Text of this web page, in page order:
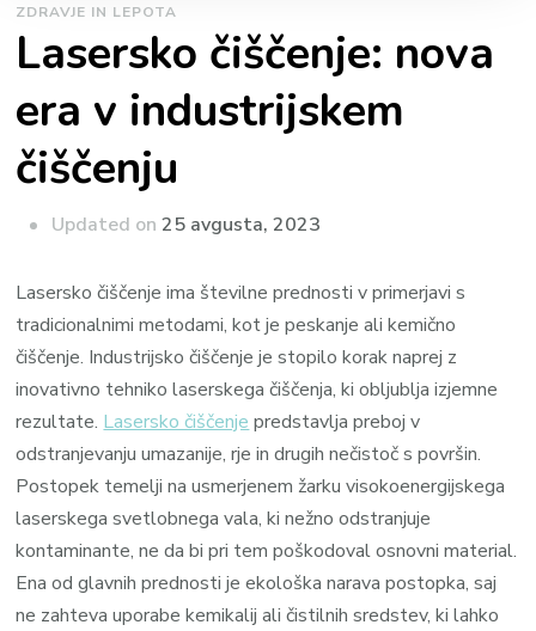
ZDRAVJE IN LEPOTA
Lasersko čiščenje: nova
era v industrijskem
čiščenju
Updated on25 avgusta, 2023
Lasersko čiščenje ima številne prednosti v primerjavi s
tradicionalnimi metodami, kot je peskanje ali kemično
čiščenje. Industrijsko čiščenje je stopilo korak naprej z
inovativno tehniko laserskega čiščenja, ki obljublja izjemne
rezultate. Lasersko čiščenje predstavlja preboj v
odstranjevanju umazanije, rje in drugih nečistoč s površin.
Postopek temelji na usmerjenem žarku visokoenergijskega
laserskega svetlobnega vala, ki nežno odstranjuje
kontaminante, ne da bi pri tem poškodoval osnovni material.
Ena od glavnih prednosti je ekološka narava postopka, saj
ne zahteva uporabe kemikalij ali čistilnih sredstev, ki lahko